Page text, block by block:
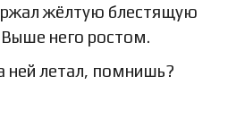
жёлтую блестящую
него ростом.
ней летал, помнишь?